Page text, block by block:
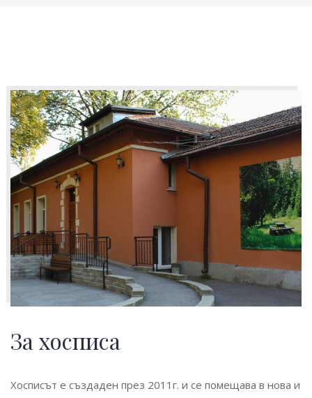
За хосписа
Хосписът е създаден през 2011г. и се помещава в нова и